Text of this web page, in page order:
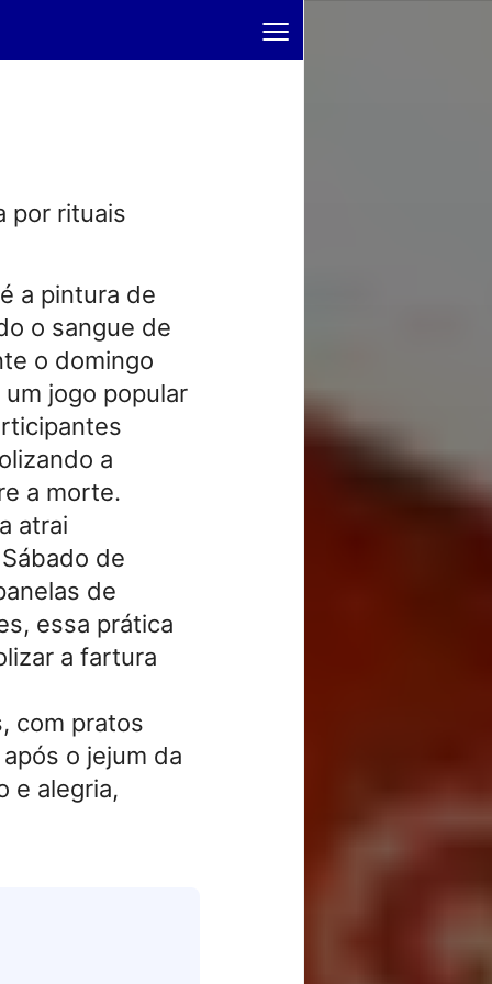
≡
por rituais
a pintura de
o sangue de
o domingo
jogo popular
a
a morte.
atrai
de
de
essa prática
a fartura
com pratos
o jejum da
e alegria,